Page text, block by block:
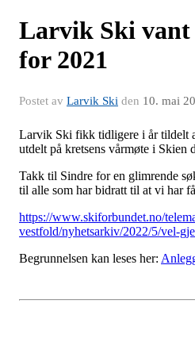
Larvik Ski vant
for 2021
Postet av Larvik Ski den 10. mai
Larvik Ski fikk tidligere i år tildelt
utdelt på kretsens vårmøte i Skien
Takk til Sindre for en glimrende
til alle som har bidratt til at vi har
https://www.skiforbundet.no/
vestfold/nyhetsarkiv/2022/5/vel-
Begrunnelsen kan leses her: